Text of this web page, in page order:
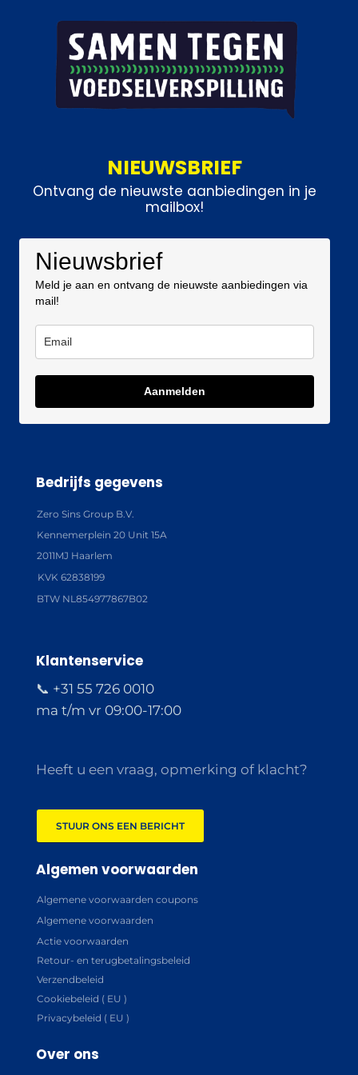
NIEUWSBRIEF
Ontvang de nieuwste aanbiedingen in je
mailbox!
Nieuwsbrief
Meld je aan en ontvang de nieuwste aanbiedingen via
mail!
Aanmelden
Bedrijfs gegevens
Zero Sins Group B.V.
Kennemerplein 20 Unit 15A
2011MJ Haarlem
KVK 62838199
BTW NL854977867B02
Klantenservice
📞 +31 55 726 0010
ma t/m vr 09:00-17:00
Heeft u een vraag, opmerking of klacht?
STUUR ONS EEN BERICHT
Algemen voorwaarden
Algemene voorwaarden coupons
Algemene voorwaarden
Actie voorwaarden
Retour- en terugbetalingsbeleid
Verzendbeleid
Cookiebeleid ( EU )
Privacybeleid ( EU )
Over ons